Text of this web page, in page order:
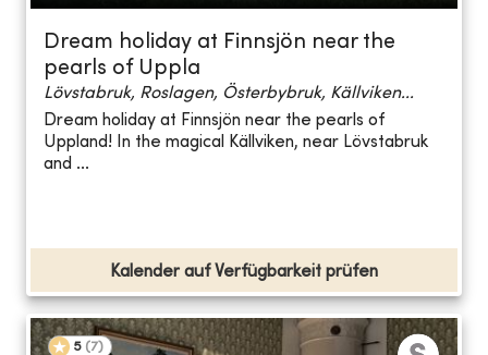
Dream holiday at Finnsjön near the
pearls of Uppla
Lövstabruk, Roslagen, Österbybruk, Källviken...
Dream holiday at Finnsjön near the pearls of
Uppland! In the magical Källviken, near Lövstabruk
and ...
Kalender auf Verfügbarkeit prüfen
5 (7)